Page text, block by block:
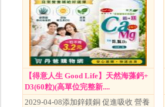
【得意人生 Good Life】天然海藻鈣+
D3(60粒)(高單位完整新....
2029-04-08添加鋅鎂銅 促進吸收 營養